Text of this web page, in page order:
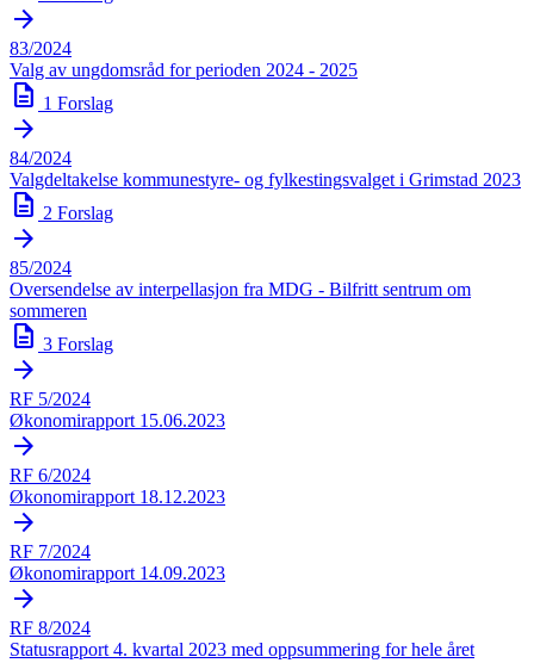
arrow_forward
83/2024
Valg av ungdomsråd for perioden 2024 - 2025
description 1 Forslag
arrow_forward
84/2024
Valgdeltakelse kommunestyre- og fylkestingsvalget i Grimstad 2023
description 2 Forslag
arrow_forward
85/2024
Oversendelse av interpellasjon fra MDG - Bilfritt sentrum om
sommeren
description 3 Forslag
arrow_forward
RF 5/2024
Økonomirapport 15.06.2023
arrow_forward
RF 6/2024
Økonomirapport 18.12.2023
arrow_forward
RF 7/2024
Økonomirapport 14.09.2023
arrow_forward
RF 8/2024
Statusrapport 4. kvartal 2023 med oppsummering for hele året